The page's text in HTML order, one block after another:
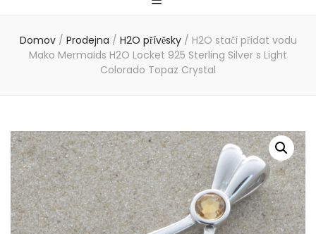
Domov / Prodejna / H2O přívěsky / H2O stačí přidat vodu
Mako Mermaids H2O Locket 925 Sterling Silver s Light
Colorado Topaz Crystal